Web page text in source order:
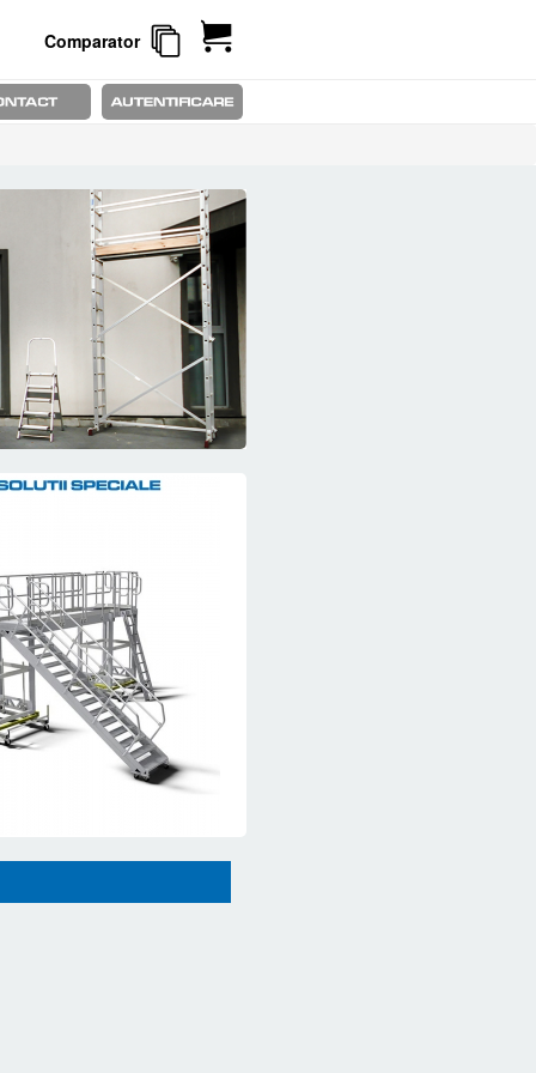
Comparator